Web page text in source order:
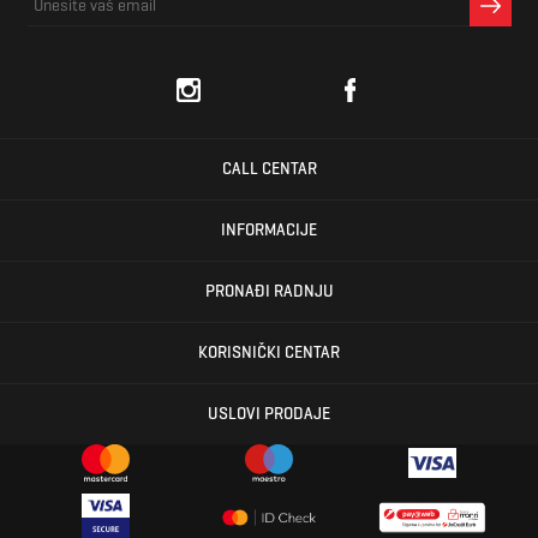
CALL CENTAR
INFORMACIJE
PRONAĐI RADNJU
KORISNIČKI CENTAR
USLOVI PRODAJE